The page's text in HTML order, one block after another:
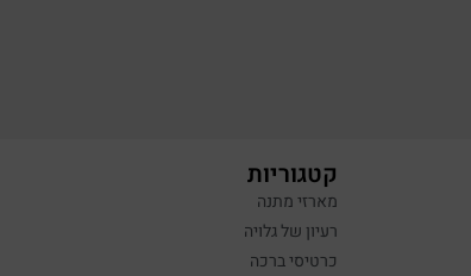
קטגוריות
מארזי מתנה
רעיון של גלויה
כרטיסי ברכה